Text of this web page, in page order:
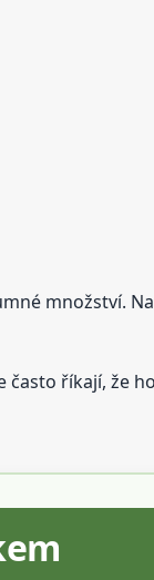
množství.
říkají, že